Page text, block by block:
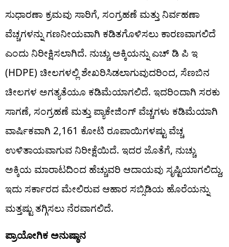
ಸುಧಾರಣಾ ಕ್ರಮವು ಸಾರಿಗೆ, ಸಂಗ್ರಹಣೆ ಮತ್ತು ನಿರ್ವಹಣಾ
ವೆಚ್ಚಗಳನ್ನು ಗಣನೀಯವಾಗಿ ಕಡಿತಗೊಳಿಸಲು ಕಾರಣವಾಗಲಿದೆ
ಎಂದು ನಿರೀಕ್ಷಿಸಲಾಗಿದೆ. ನುಚ್ಚು ಅಕ್ಕಿಯನ್ನು ಎಚ್ ಡಿ ಪಿ ಇ
(HDPE) ಚೀಲಗಳಲ್ಲಿ ಶೇಖರಿಸಿಡಲಾಗುವುದರಿಂದ, ಸೆಣಬಿನ
ಚೀಲಗಳ ಅಗತ್ಯತೆಯೂ ಕಡಿಮೆಯಾಗಲಿದೆ. ಇದರಿಂದಾಗಿ ಸರಕು
ಸಾಗಣೆ, ಸಂಗ್ರಹಣೆ ಮತ್ತು ಪ್ಯಾಕೇಜಿಂಗ್ ವೆಚ್ಚಗಳು ಕಡಿಮೆಯಾಗಿ
ವಾರ್ಷಿಕವಾಗಿ 2,161 ಕೋಟಿ ರೂಪಾಯಿಗಳಷ್ಟು ವೆಚ್ಚ
ಉಳಿತಾಯವಾಗುವ ನಿರೀಕ್ಷೆಯಿದೆ. ಇದರ ಜೊತೆಗೆ, ನುಚ್ಚು
ಅಕ್ಕಿಯ ಮಾರಾಟದಿಂದ ಹೆಚ್ಚುವರಿ ಆದಾಯವು ಸೃಷ್ಟಿಯಾಗಲಿದ್ದು,
ಇದು ಸರ್ಕಾರದ ಮೇಲಿರುವ ಆಹಾರ ಸಬ್ಸಿಡಿಯ ಹೊರೆಯನ್ನು
ಮತ್ತಷ್ಟು ತಗ್ಗಿಸಲು ನೆರವಾಗಲಿದೆ.
ಪ್ರಾಯೋಗಿಕ ಅನುಷ್ಠಾನ